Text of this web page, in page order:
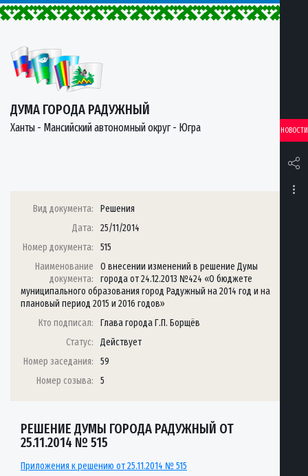
ДУМА ГОРОДА РАДУЖНЫЙ
Ханты - Мансийский автономный округ - Югра НОВОСТИ
Вид документа:
Решения
Дата:
25/11/2014
Номер документа:
515
Наименование
документа:
О внесении изменений в решение Думы
города от 24.12.2013 №424 «О бюджете
муниципального образования город Радужный на 2014 год и на
плановый период 2015 и 2016 годов»
Кто подписал:
Глава города Г.П. Борщёв
Статус:
Действует
Номер заседания:
59
Номер созыва:
5
РЕШЕНИЕ ДУМЫ ГОРОДА РАДУЖНЫЙ ОТ
25.11.2014 № 515
Приложения к решению от 25.11.2014 № 515